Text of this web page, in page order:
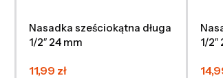
Nasadka sześciokątna długa
1/2″ 24 mm
11,99 zł
1/